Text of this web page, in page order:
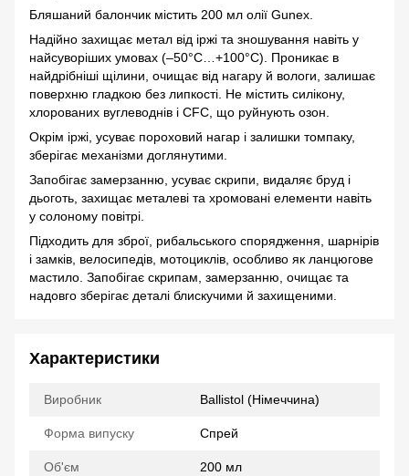
Бляшаний балончик містить 200 мл олії Gunex.
Надійно захищає метал від іржі та зношування навіть у
найсуворіших умовах (–50°C…+100°C). Проникає в
найдрібніші щілини, очищає від нагару й вологи, залишає
поверхню гладкою без липкості. Не містить силікону,
хлорованих вуглеводнів і CFC, що руйнують озон.
Окрім іржі, усуває пороховий нагар і залишки томпаку,
зберігає механізми доглянутими.
Запобігає замерзанню, усуває скрипи, видаляє бруд і
дьоготь, захищає металеві та хромовані елементи навіть
у солоному повітрі.
Підходить для зброї, рибальського спорядження, шарнірів
і замків, велосипедів, мотоциклів, особливо як ланцюгове
мастило. Запобігає скрипам, замерзанню, очищає та
надовго зберігає деталі блискучими й захищеними.
Характеристики
Виробник Ballistol (Німеччина)
Форма випуску Спрей
Об'єм 200 мл